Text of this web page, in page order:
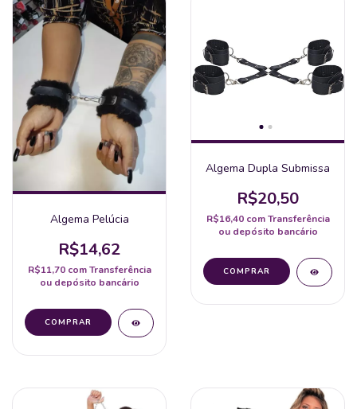
Algema Pelúcia
R$14,62
R$11,70 com Transferência
ou depósito bancário
Algema Dupla Submissa
R$20,50
R$16,40 com Transferência
ou depósito bancário